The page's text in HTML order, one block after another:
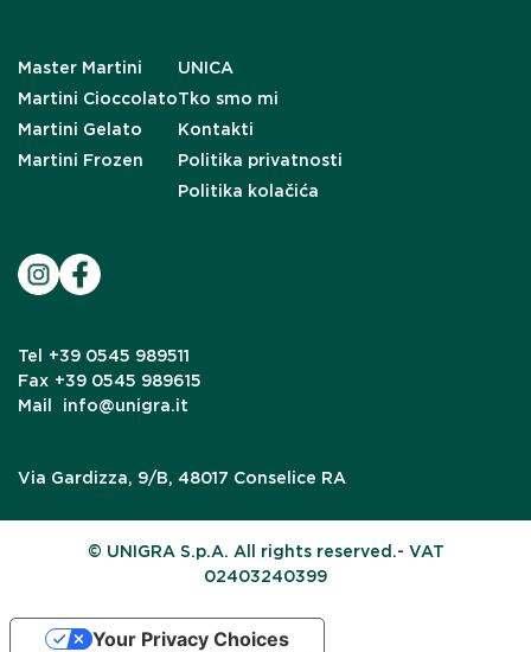
Master Martini
Martini Cioccolato
Martini Gelato
Martini Frozen
UNICA
Tko smo mi
Kontakti
Politika privatnosti
Politika kolačića
Tel
+39 0545 989511
Fax +39 0545 989615
Mail
info@unigra.it
Via Gardizza, 9/B, 48017 Conselice RA
© UNIGRA S.p.A. All rights reserved.- VAT
02403240399
Your Privacy Choices